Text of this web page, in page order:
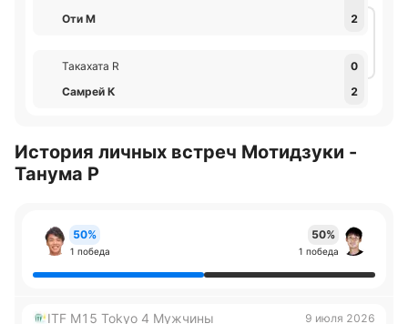
Оти М
2
Такахата R
0
Самрей К
2
История личных встреч Мотидзуки -
Танума Р
50%
1 победа
50%
1 победа
ITF M15 Tokyo 4 Мужчины 9 июля 2026